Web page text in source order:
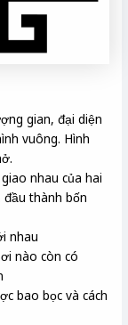
gian, đại diện
vuông. Hình
nhau của hai
thành bốn
nhau
nào còn có
bao bọc và cách